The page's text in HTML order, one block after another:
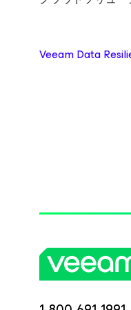
Veeam Data